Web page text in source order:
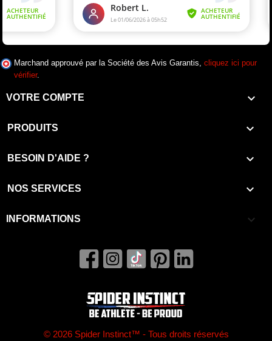
Marchand approuvé par la Société des Avis Garantis, cliquez ici pour
vérifier.
VOTRE COMPTE 
PRODUITS 
BESOIN D'AIDE ? 
NOS SERVICES 
INFORMATIONS keyboard_arrow_down
© 2026 Spider Instinct™ - Tous droits réservés